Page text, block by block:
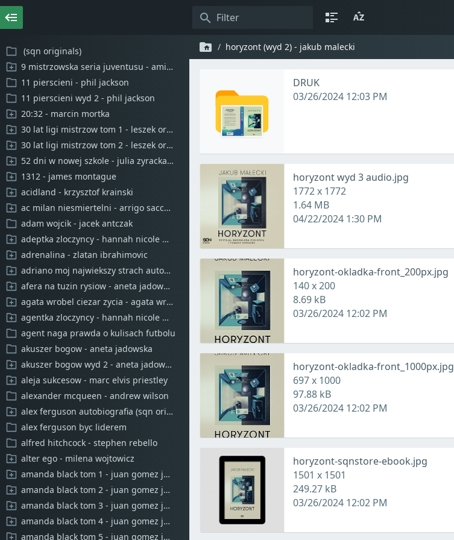
horyzont (wyd 2) - jakub malecki
DRUK
03/26/2024 12:03 PM
horyzont wyd 3 audio.jpg
1772 x 1772
1.64 MB
04/22/2024 1:30 PM
horyzont-okladka-front_200px.jpg
140 x 200
8.69 kB
03/26/2024 12:02 PM
horyzont-okladka-front_1000px.jpg
697 x 1000
97.88 kB
03/26/2024 12:02 PM
horyzont-sqnstore-ebook.jpg
1501 x 1501
249.27 kB
03/26/2024 12:02 PM
(sqn originals)
9 mistrzowska seria juventusu - amici sportivi
11 pierscieni - phil jackson
11 pierscieni wyd 2 - phil jackson
20:32 - marcin mortka
30 lat ligi mistrzow tom 1 - leszek orlowski
30 lat ligi mistrzow tom 2 - leszek orlowski
52 dni w nowej szkole - julia zyracka sara zyracka
1312 - james montague
acidland - krzysztof krainski
ac milan niesmiertelni - arrigo sacchi luigi garlando
adam wojcik - jacek antczak
adeptka zloczyncy - hannah nicole mehrer
adrenalina - zlatan ibrahimovic
adriano moj najwiekszy strach autobiografia
afera na tuzin rysiow - aneta jadowska
agata wrobel ciezar zycia - agata wrobel mateusz skwierawski
agentka zloczyncy - hannah nicole meahrer
agent naga prawda o kulisach futbolu
akuszer bogow - aneta jadowska
akuszer bogow wyd 2 - aneta jadowska
aleja sukcesow - marc elvis priestley
alexander mcqueen - andrew wilson
alex ferguson autobiografia (sqn originals)
alex ferguson byc liderem
alfred hitchcock - stephen rebello
alter ego - milena wojtowicz
amanda black tom 1 - juan gomez jurado barbara montes
amanda black tom 2 - juan gomez jurado barbara montes
amanda black tom 3 - juan gomez jurado barbara montes
amanda black tom 4 - juan gomez jurado barbara montes
amanda black tom 5 - juan gomez jurado barbara montes